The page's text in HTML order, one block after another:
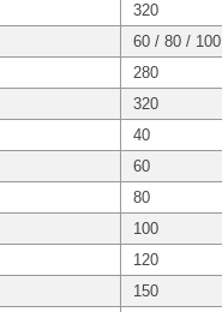
320
60 / 80 / 100
280
320
40
60
80
100
120
150